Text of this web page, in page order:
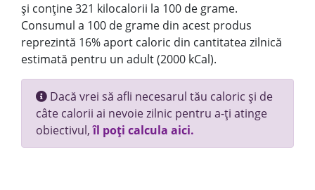
și conține 321 kilocalorii la 100 de grame.
Consumul a 100 de grame din acest produs
reprezintă 16% aport caloric din cantitatea zilnică
estimată pentru un adult (2000 kCal).
Dacă vrei să afli necesarul tău caloric și de
câte calorii ai nevoie zilnic pentru a-ți atinge
obiectivul,îl poți calcula aici.